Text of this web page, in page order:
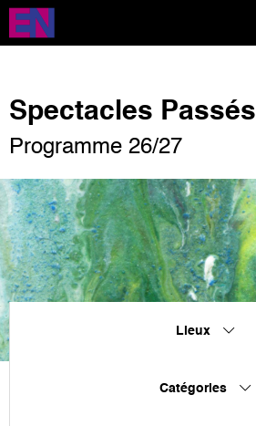
Aller
contenu
Spectacles Passés
Programme 26/27
Lieux
Catégories